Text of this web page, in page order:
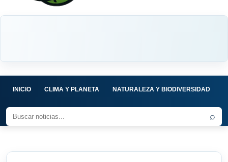
INICIO CLIMA Y PLANETA NATURALEZA Y BIODIVERSIDAD
⌕